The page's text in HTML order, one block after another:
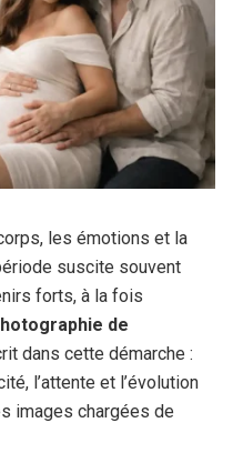
les émotions et la
suscite souvent
forts, à la fois
de
dans cette démarche :
l’attente et l’évolution
images chargées de